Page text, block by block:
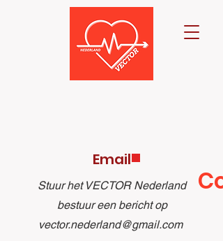
Email
Stuur het VECTOR Nederland
bestuur een bericht op
vector.nederland@gmail.com